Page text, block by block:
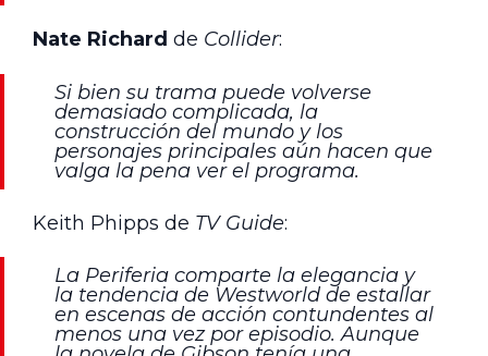
Nate Richard de Collider:
Si bien su trama puede volverse
demasiado complicada, la
construcción del mundo y los
personajes principales aún hacen que
valga la pena ver el programa.
Keith Phipps de TV Guide:
La Periferia comparte la elegancia y
la tendencia de Westworld de estallar
en escenas de acción contundentes al
menos una vez por episodio. Aunque